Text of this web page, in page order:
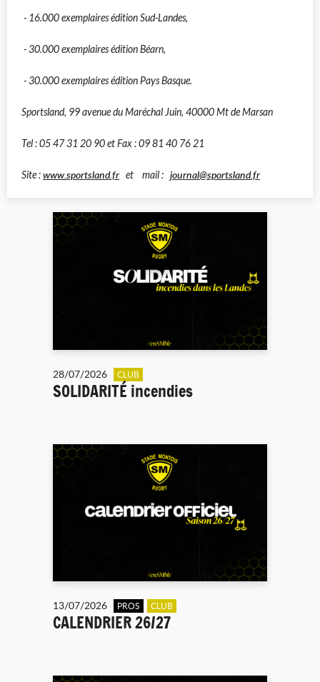
- 16.000 exemplaires édition Sud-Landes,
- 30.000 exemplaires édition Béarn,
- 30.000 exemplaires édition Pays Basque.
Sportsland, 99 avenue du Maréchal Juin, 40000 Mt de Marsan
Tel : 05 47 31 20 90 et Fax : 09 81 40 76 21
Site :www.sportsland.fr et mail : journal@sportsland.fr
28/07/2026 CLUB
SOLIDARITÉ incendies
13/07/2026 PROS CLUB
CALENDRIER 26/27